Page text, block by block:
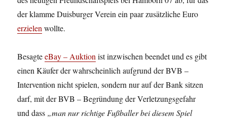
der klamme Duisburger Verein ein paar zusätzliche Euro
erzielenwollte.
BesagteeBay – Auktionist inzwischen beendet und es gibt
einen Käufer der wahrscheinlich aufgrund der BVB –
Intervention nicht spielen, sondern nur auf der Bank sitzen
darf, mit der BVB – Begründung der Verletzungsgefahr
und dass „man nur richtige Fußballer bei diesem Spiel